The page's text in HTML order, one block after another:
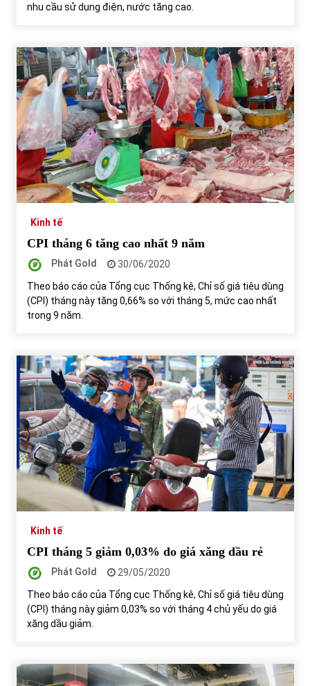
nhu cầu sử dụng điện, nước tăng cao.
Kinh tế
CPI tháng 6 tăng cao nhất 9 năm
Phát Gold
30/06/2020
Theo báo cáo của Tổng cục Thống kê, Chỉ số giá tiêu dùng
(CPI) tháng này tăng 0,66% so với tháng 5, mức cao nhất
trong 9 năm.
Kinh tế
CPI tháng 5 giảm 0,03% do giá xăng dầu rẻ
Phát Gold
29/05/2020
Theo báo cáo của Tổng cục Thống kê, Chỉ số giá tiêu dùng
(CPI) tháng này giảm 0,03% so với tháng 4 chủ yếu do giá
xăng dầu giảm.